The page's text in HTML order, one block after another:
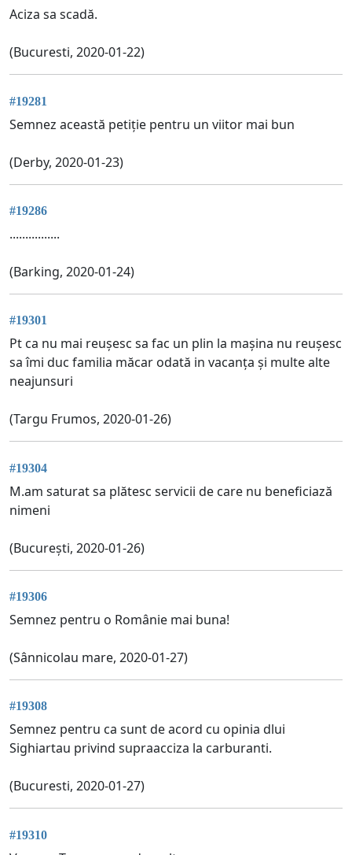
Aciza sa scadă.
(Bucuresti, 2020-01-22)
#19281
Semnez această petiție pentru un viitor mai bun
(Derby, 2020-01-23)
#19286
................
(Barking, 2020-01-24)
#19301
Pt ca nu mai reușesc sa fac un plin la mașina nu reușesc
sa îmi duc familia măcar odată in vacanța și multe alte
neajunsuri
(Targu Frumos, 2020-01-26)
#19304
M.am saturat sa plătesc servicii de care nu beneficiază
nimeni
(București, 2020-01-26)
#19306
Semnez pentru o Românie mai buna!
(Sânnicolau mare, 2020-01-27)
#19308
Semnez pentru ca sunt de acord cu opinia dlui
Sighiartau privind supraacciza la carburanti.
(Bucuresti, 2020-01-27)
#19310